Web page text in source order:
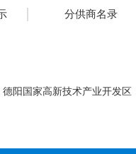
分供商名录
德阳国家高新技术产业开发区